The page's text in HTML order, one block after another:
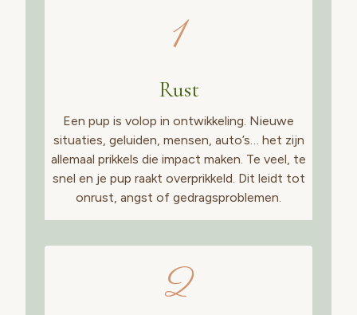
1
Rust
Een pup is volop in ontwikkeling. Nieuwe
situaties, geluiden, mensen, auto’s… het zijn
allemaal prikkels die impact maken. Te veel, te
snel en je pup raakt overprikkeld. Dit leidt tot
onrust, angst of gedragsproblemen.
2